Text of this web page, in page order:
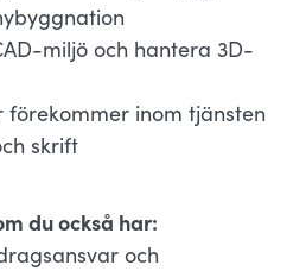
miljö och hantera 3D-
inom tjänsten
skrift
du också har:
och